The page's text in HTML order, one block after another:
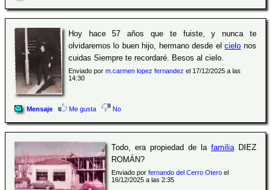
Hoy hace 57 años que te fuiste, y nunca te
olvidaremos lo buen hijo, hermano desde elcielo nos
cuidas Siempre te recordaré. Besos al cielo.
Enviado por m.carmen lopez fernandez el 17/12/2025 a las
14:30
Mensaje Me gusta No
Todo, era propiedad de la familiaDIEZ
ROMÁN?
Enviado por fernando del Cerro Otero el
16/12/2025 a las 2:35